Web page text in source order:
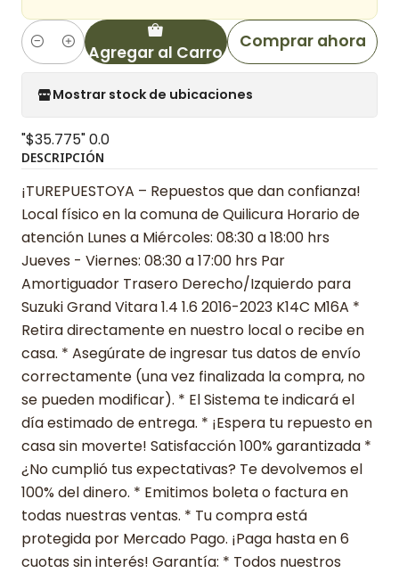
Cantidad Agregar al Carro
Comprar ahora
Mostrar stock de ubicaciones
"$35.775"0.0
DESCRIPCIÓN
¡TUREPUESTOYA – Repuestos que dan confianza!
Local físico en la comuna de Quilicura Horario de
atención Lunes a Miércoles: 08:30 a 18:00 hrs
Jueves - Viernes: 08:30 a 17:00 hrs Par
Amortiguador Trasero Derecho/Izquierdo para
Suzuki Grand Vitara 1.4 1.6 2016-2023 K14C M16A *
Retira directamente en nuestro local o recibe en
casa. * Asegúrate de ingresar tus datos de envío
correctamente (una vez finalizada la compra, no
se pueden modificar). * El Sistema te indicará el
día estimado de entrega. * ¡Espera tu repuesto en
casa sin moverte! Satisfacción 100% garantizada *
¿No cumplió tus expectativas? Te devolvemos el
100% del dinero. * Emitimos boleta o factura en
todas nuestras ventas. * Tu compra está
protegida por Mercado Pago. ¡Paga hasta en 6
cuotas sin interés! Garantía: * Todos nuestros